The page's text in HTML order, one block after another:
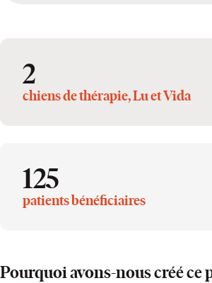
2
chiens de thérapie, Lu et Vida
125
patients bénéficiaires
Pourquoi avons-nous créé ce